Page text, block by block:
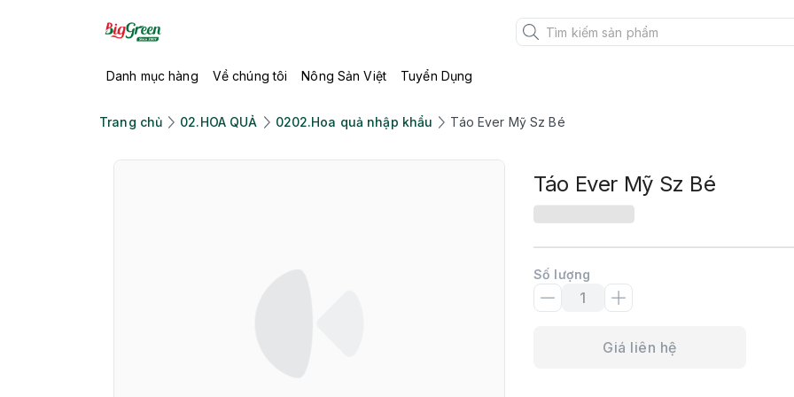
Danh mục hàng Về chúng tôi Nông Sản Việt Tuyển Dụng
Trang chủ 02.HOA QUẢ 0202.Hoa quả nhập khẩu Táo Ever Mỹ Sz Bé
Táo Ever Mỹ Sz Bé
Số lượng
Giá liên hệ